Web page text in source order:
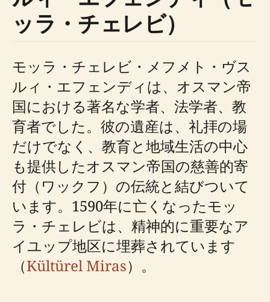
ッラ・チェレビ）
モッラ・チェレビ・メフメト・ヴス
ルィ・エフェンディは、オスマン帝
国における著名な学者、法学者、教
育者でした。彼の遺産は、礼拝の場
だけでなく、教育と地域生活の中心
も提供したオスマン帝国の慈善的寄
付（ワックフ）の伝統と結びついて
います。1590年に亡くなったモッ
ラ・チェレビは、精神的に重要なア
イユップ地区に埋葬されています
（Kültürel Miras）。